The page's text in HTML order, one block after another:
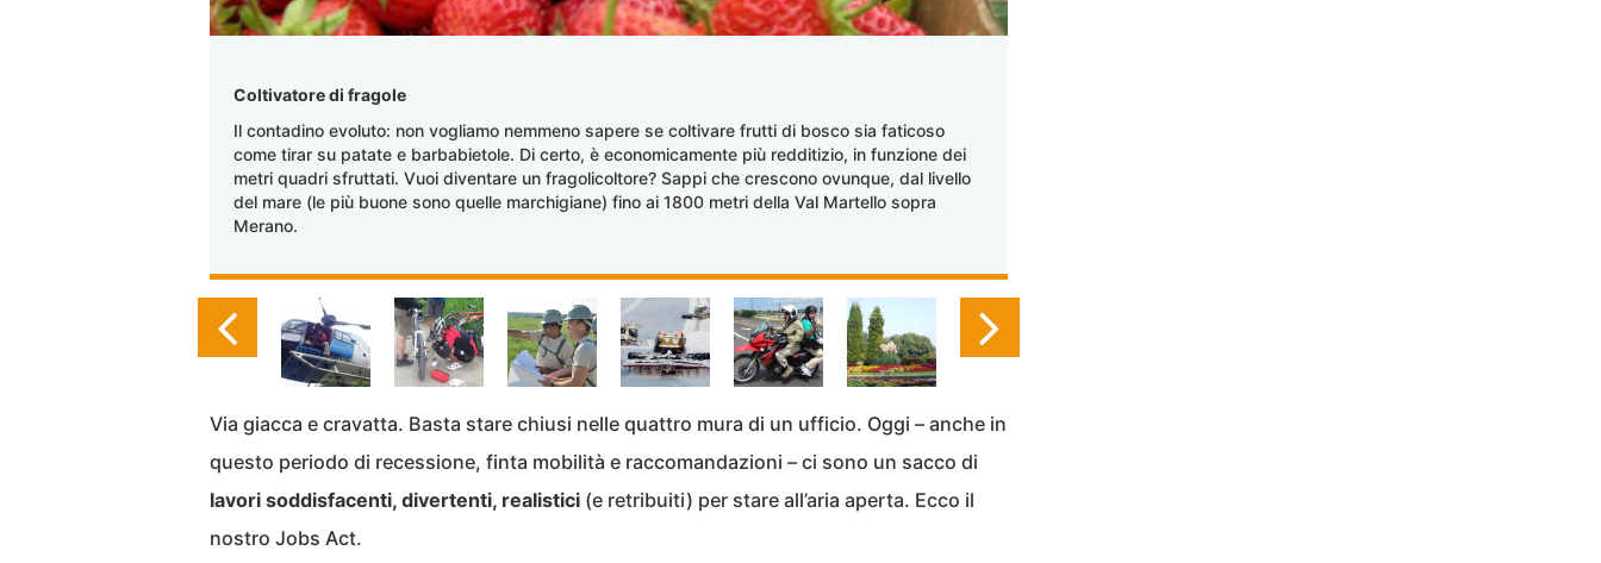
Coltivatore di fragole
Il contadino evoluto: non vogliamo nemmeno sapere se coltivare frutti di bosco sia faticoso
come tirar su patate e barbabietole. Di certo, è economicamente più redditizio, in funzione dei
metri quadri sfruttati. Vuoi diventare un fragolicoltore? Sappi che crescono ovunque, dal livello
del mare (le più buone sono quelle marchigiane) fino ai 1800 metri della Val Martello sopra
Merano.
Via giacca e cravatta. Basta stare chiusi nelle quattro mura di un ufficio. Oggi – anche in
questo periodo di recessione, finta mobilità e raccomandazioni – ci sono un sacco di
lavori soddisfacenti, divertenti, realistici (e retribuiti) per stare all’aria aperta. Ecco il
nostro Jobs Act.